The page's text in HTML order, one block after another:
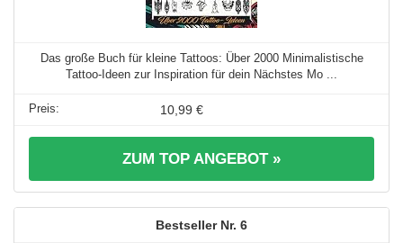
Das große Buch für kleine Tattoos: Über 2000 Minimalistische
Tattoo-Ideen zur Inspiration für dein Nächstes Mo ...
10,99 €
ZUM TOP ANGEBOT »
6